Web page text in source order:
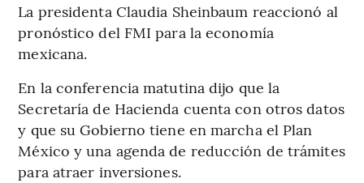
La presidenta Claudia Sheinbaum reaccionó al
pronóstico del FMI para la economía
mexicana.
En la conferencia matutina dijo que la
Secretaría de Hacienda cuenta con otros datos
y que su Gobierno tiene en marcha el Plan
México y una agenda de reducción de trámites
para atraer inversiones.